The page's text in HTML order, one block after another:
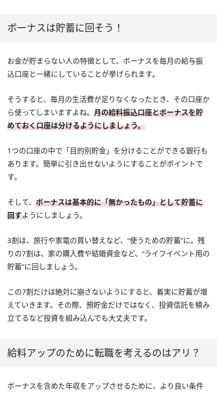
ボーナスは貯蓄に回そう！
お金が貯まらない人の特徴として、ボーナスを毎月の給与振
込口座と一緒にしていることが挙げられます。
そうすると、毎月の生活費が足りなくなったとき、その口座か
ら使ってしまいますよね。 月の給料振込口座とボーナスを貯
めておく口座は分けるようにしましょう。
1つの口座の中で「目的別貯金」を分けることができる銀行も
あります。簡単に引き出せないようにすることがポイントで
す。
そして、 ボーナスは基本的に「無かったもの」として貯蓄に
回すようにしましょう。
3割は、旅行や家電の買い替えなど、“使うための貯蓄”に。残
りの7割は、家の購入費や結婚資金など、“ライフイベント用の
貯蓄”に回しましょう。
この7割だけは絶対に崩さないようにすると、着実に貯蓄が増
えていきます。その際、預貯金だけではなく、投資信託を積み
立てるなど投資を組み込んでも大丈夫です。
給料アップのために転職を考えるのはアリ？
ボーナスを含めた年収をアップさせるために、より良い条件